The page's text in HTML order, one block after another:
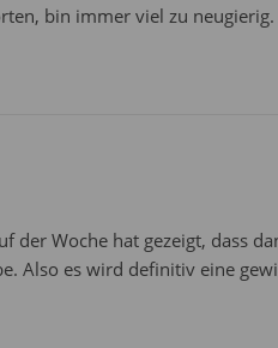
bin immer viel zu neugierig.
der Woche hat gezeigt, dass
Also es wird definitiv eine